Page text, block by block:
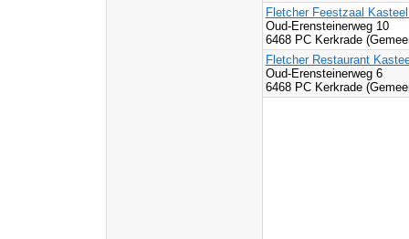
Fletcher Feestzaal
Oud-Erensteinerweg 10
6468 PC Kerkrade
Fletcher Restaurant
Oud-Erensteinerweg 6
6468 PC Kerkrade